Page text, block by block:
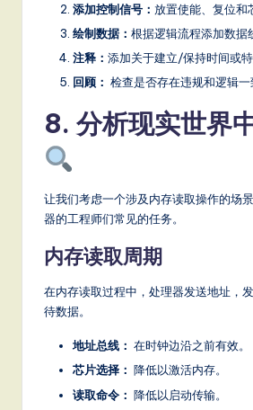
添加控制信号： 放置使能、复位和
绘制数据： 根据逻辑流程添加数据
注释： 添加关于建立/保持时间或特
回顾： 检查是否存在违规和逻辑一
8. 分析现实世界
让我们考虑一个涉及内存读取操作的场
器的工程师们常见的任务。
内存读取周期
在内存读取过程中，处理器发送地址，
待数据。
地址总线： 在时钟边沿之前有效。
芯片选择： 降低以激活内存。
读取命令： 降低以启动传输。